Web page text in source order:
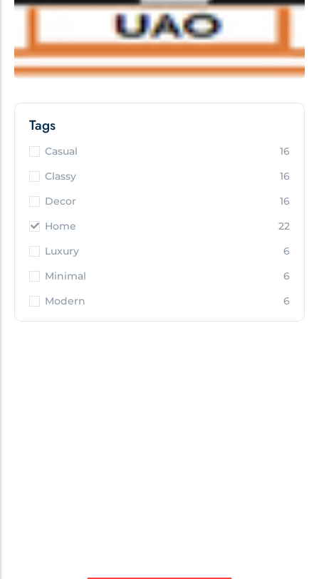
Tags
Casual
16
Classy
16
Decor
16
Home
22
Luxury
6
Minimal
6
Modern
6